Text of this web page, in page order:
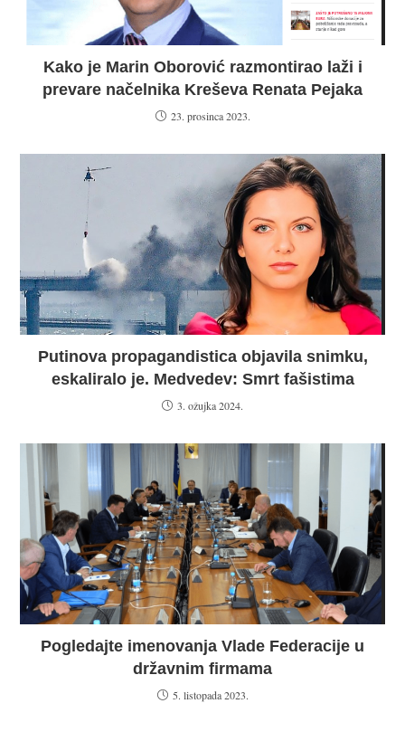
Kako je Marin Oborović razmontirao laži i
prevare načelnika Kreševa Renata Pejaka
23. prosinca 2023.
Putinova propagandistica objavila snimku,
eskaliralo je. Medvedev: Smrt fašistima
3. ožujka 2024.
Pogledajte imenovanja Vlade Federacije u
državnim firmama
5. listopada 2023.